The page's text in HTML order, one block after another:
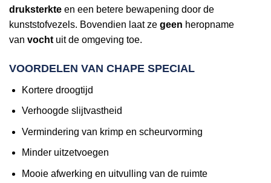
druksterkte en een betere bewapening door de
kunststofvezels. Bovendien laat ze geen heropname
van vocht uit de omgeving toe.
VOORDELEN VAN CHAPE SPECIAL
Kortere droogtijd
Verhoogde slijtvastheid
Vermindering van krimp en scheurvorming
Minder uitzetvoegen
Mooie afwerking en uitvulling van de ruimte